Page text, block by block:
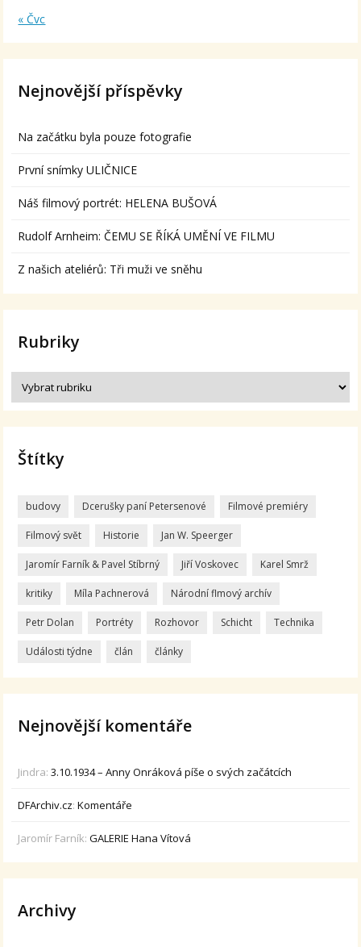
« Čvc
Nejnovější příspěvky
Na začátku byla pouze fotografie
První snímky ULIČNICE
Náš filmový portrét: HELENA BUŠOVÁ
Rudolf Arnheim: ČEMU SE ŘÍKÁ UMĚNÍ VE FILMU
Z našich ateliérů: Tři muži ve sněhu
Rubriky
Štítky
budovy Dcerušky paní Petersenové Filmové premiéry
Filmový svět Historie Jan W. Speerger
Jaromír Farník & Pavel Stíbrný Jiří Voskovec Karel Smrž
kritiky Míla Pachnerová Národní flmový archív
Petr Dolan Portréty Rozhovor Schicht Technika
Události týdne člán články
Nejnovější komentáře
Jindra:3.10.1934 – Anny Onráková píše o svých začátcích
DFArchiv.cz:Komentáře
Jaromír Farník:GALERIE Hana Vítová
Archivy